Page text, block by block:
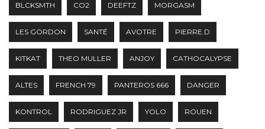
BLCKSMTH CO2 DEEFTZ MORGASM
LES GORDON SANTÉ AVOTRE PIERRE.D
KITKAT THEO MULLER ANJOY CATHOCALYPSE
ALTES FRENCH 79 PANTEROS 666 DANGER
KONTROL RODRIGUEZ JR YOLO ROUEN